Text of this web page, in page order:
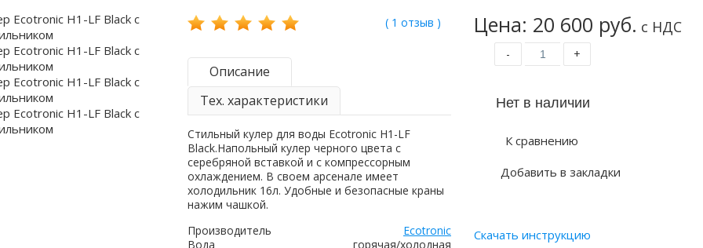
Цена: 20 600 руб. с НДС
- +
К сравнению
Добавить в закладки
Скачать инструкцию
( 1 отзыв )
Описание
Тех. характеристики
Стильный кулер для воды Ecotronic H1-LF
Black.Напольный кулер черного цвета с
серебряной вставкой и с компрессорным
охлаждением. В своем арсенале имеет
холодильник 16л. Удобные и безопасные краны
нажим чашкой.
Производитель
Ecotronic
Вода
горячая/холодная